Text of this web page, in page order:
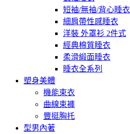
短袖/無袖/背心睡衣
細肩帶性感睡衣
洋裝 外罩衫 2件式
經典棉質睡衣
柔滑緞面睡衣
睡衣全系列
塑身美體
機能束衣
曲線束褲
豐挺胸托
型男內著